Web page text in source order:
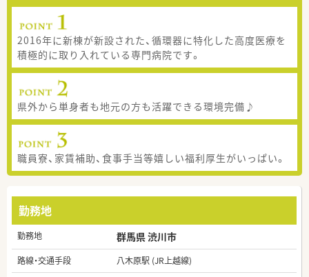
2016年に新棟が新設された、循環器に特化した高度医療を
積極的に取り入れている専門病院です。
県外から単身者も地元の方も活躍できる環境完備♪
職員寮、家賃補助、食事手当等嬉しい福利厚生がいっぱい。
勤務地
勤務地 群馬県 渋川市
路線・交通手段
八木原駅 (JR上越線)